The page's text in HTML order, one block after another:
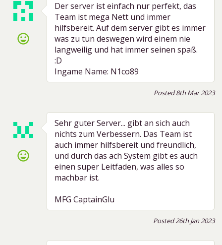
sentiment_very_satisfied
Der server ist einfach nur perfekt, das
Team ist mega Nett und immer
hilfsbereit. Auf dem server gibt es immer
was zu tun deswegen wird einem nie
langweilig und hat immer seinen spaß.
:D
Ingame Name: N1co89
Posted 8th Mar 2023
sentiment_very_satisfied
Sehr guter Server... gibt an sich auch
nichts zum Verbessern. Das Team ist
auch immer hilfsbereit und freundlich,
und durch das ach System gibt es auch
einen super Leitfaden, was alles so
machbar ist.
MFG CaptainGlu
Posted 26th Jan 2023